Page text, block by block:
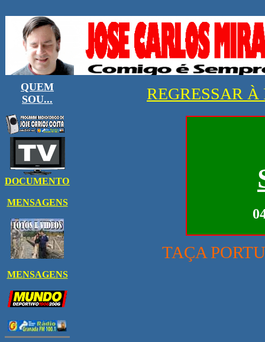
REGRESSAR
TAÇA